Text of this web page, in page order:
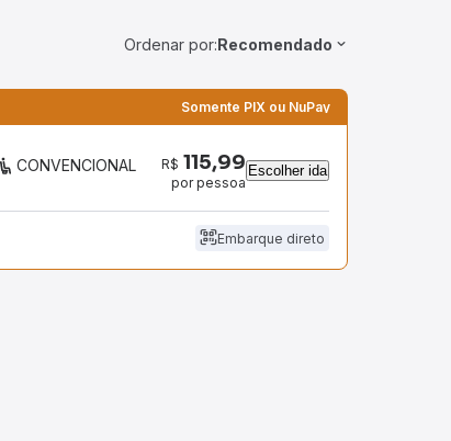
Ordenar por:Recomendado
Somente PIX ou NuPay
CONVENCIONAL R$ 115,99
por pessoa
Escolher ida
Embarque direto